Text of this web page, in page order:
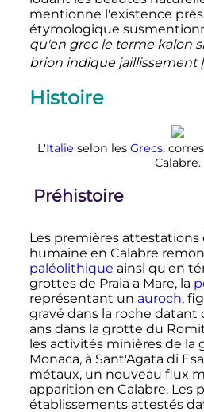
mentionne l'existence
étymologique
qu'en grec le terme kalon
brion indique jaillissement
Histoire
L'Italie selon les Grecs,
Calabre.
Préhistoire
Les premières attestations
humaine en Calabre
paléolithique ainsi qu'en
grottes de Praia a Mare, la
représentant un auroch,
gravé dans la roche datant
ans dans la grotte du
les activités minières de la
Monaca, à Sant'Agata di
métaux, un nouveau flux
apparition en Calabre. Les
établissements attestés